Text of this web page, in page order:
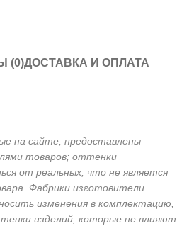
(0)ДОСТАВКА И ОПЛАТА
на сайте, предоставлены
товаров; оттенки
от реальных, что не является
Фабрики изготовители
изменения в комплектацию,
изделий, которые не влияют